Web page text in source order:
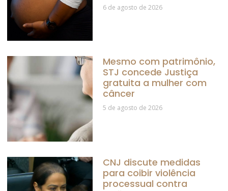
6 de agosto de 2026
Mesmo com patrimônio,
STJ concede Justiça
gratuita a mulher com
câncer
5 de agosto de 2026
CNJ discute medidas
para coibir violência
processual contra